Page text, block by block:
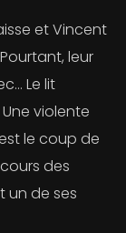
et Vincent
leur
Le lit
violente
le coup de
des
un de ses